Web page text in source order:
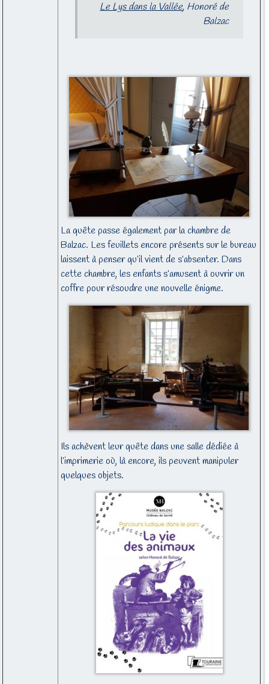
Le Lys dans la Vallée, Honoré de
Balzac
La quête passe également par la chambre de
Balzac. Les feuillets encore présents sur le bureau
laissent à penser qu’il vient de s’absenter. Dans
cette chambre, les enfants s’amusent à ouvrir un
coffre pour résoudre une nouvelle énigme.
Ils achèvent leur quête dans une salle dédiée à
l’imprimerie où, là encore, ils peuvent manipuler
quelques objets.